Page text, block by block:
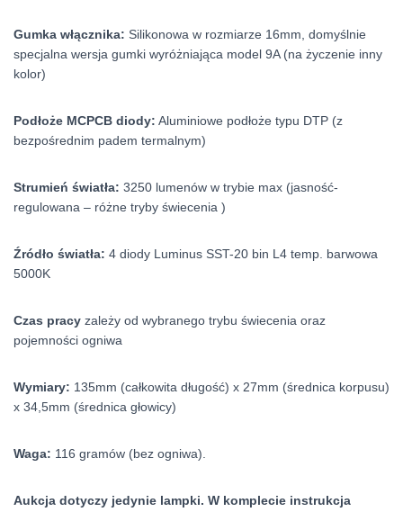
Gumka włącznika: Silikonowa w rozmiarze 16mm, domyślnie
specjalna wersja gumki wyróżniająca model 9A (na życzenie inny
kolor)
Podłoże MCPCB diody: Aluminiowe podłoże typu DTP (z
bezpośrednim padem termalnym)
Strumień światła: 3250 lumenów w trybie max (jasność-
regulowana – różne tryby świecenia )
Źródło światła: 4 diody Luminus SST-20 bin L4 temp. barwowa
5000K
Czas pracy zależy od wybranego trybu świecenia oraz
pojemności ogniwa
Wymiary: 135mm (całkowita długość) x 27mm (średnica korpusu)
x 34,5mm (średnica głowicy)
Waga: 116 gramów (bez ogniwa).
Aukcja dotyczy jedynie lampki. W komplecie instrukcja